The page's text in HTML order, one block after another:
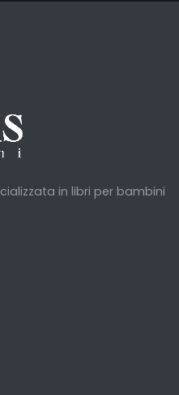
in libri per bambini